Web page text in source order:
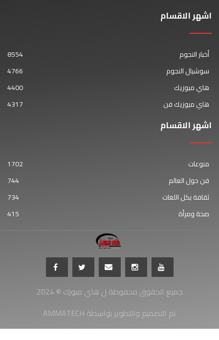
اشهر الاقسام
أخبار النجوم
8554
سوشيال النجوم
4766
هاي ميوزيك
4400
هاي ميوزيك فن
4317
اشهر الاقسام
منوعات
1702
فن حول العالم
744
ثقافة بكل اللغات
734
صحة ومرأة
415
جميع الحقوق محفوظة ل هاي ميوزك © 2024
AMMATECH تم التصميم والتطوير بواسطة